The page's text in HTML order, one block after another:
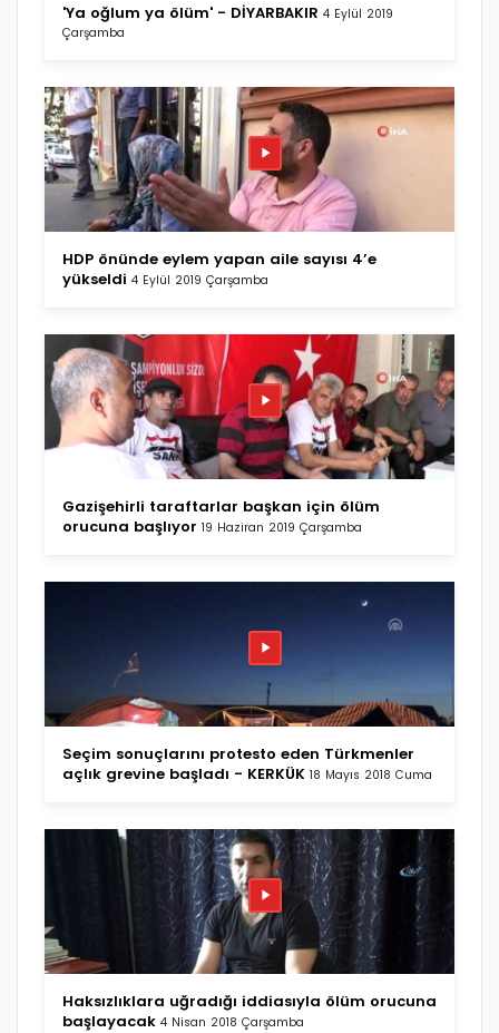
'Ya oğlum ya ölüm' - DİYARBAKIR 4 Eylül 2019
Çarşamba
HDP önünde eylem yapan aile sayısı 4’e
yükseldi 4 Eylül 2019 Çarşamba
Gazişehirli taraftarlar başkan için ölüm
orucuna başlıyor 19 Haziran 2019 Çarşamba
Seçim sonuçlarını protesto eden Türkmenler
açlık grevine başladı - KERKÜK 18 Mayıs 2018 Cuma
Haksızlıklara uğradığı iddiasıyla ölüm orucuna
başlayacak 4 Nisan 2018 Çarşamba